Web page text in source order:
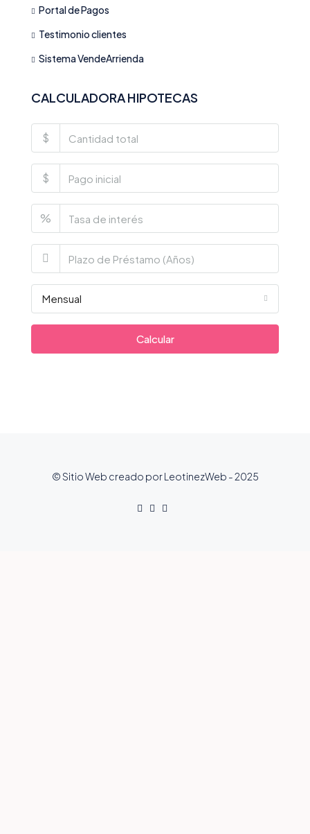
Portal de Pagos
Testimonio clientes
Sistema VendeArrienda
CALCULADORA HIPOTECAS
$
$
%
Mensual
Calcular
© Sitio Web creado por LeotinezWeb - 2025